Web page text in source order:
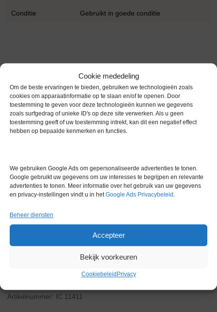
Cookie mededeling
Om de beste ervaringen te bieden, gebruiken we technologieën zoals
cookies om apparaatinformatie op te slaan en/of te openen. Door
toestemming te geven voor deze technologieën kunnen we gegevens
zoals surfgedrag of unieke ID's op deze site verwerken. Als u geen
toestemming geeft of uw toestemming intrekt, kan dit een negatief effect
hebben op bepaalde kenmerken en functies.
We gebruiken Google Ads om gepersonaliseerde advertenties te tonen.
Google gebruikt uw gegevens om uw interesses te begrijpen en relevante
advertenties te tonen. Meer informatie over het gebruik van uw gegevens
en privacy-instellingen vindt u in hetGoogle Ads Privacybeleid .
Beheer diensten
Accepteer
Bekijk voorkeuren
Cookiebeleid Privacy
Conditie Gebruikt in goede conditie
Gerelateerde producten
Voorraad
Artikelnummer: IC 11411